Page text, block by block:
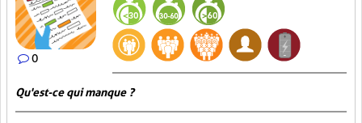
0
Qu'est-ce qui manque ?